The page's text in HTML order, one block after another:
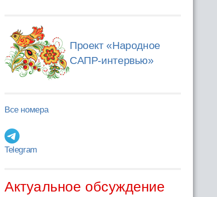
Проект «Народное
САПР-интервью»
Все номера
Telegram
Актуальное обсуждение